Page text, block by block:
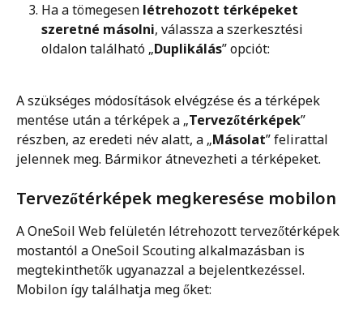
Ha a tömegesen létrehozott térképeket
szeretné másolni, válassza a szerkesztési
oldalon található „Duplikálás” opciót:
A szükséges módosítások elvégzése és a térképek
mentése után a térképek a „Tervezőtérképek”
részben, az eredeti név alatt, a „Másolat” felirattal
jelennek meg. Bármikor átnevezheti a térképeket.
Tervezőtérképek megkeresése mobilon
A OneSoil Web felületén létrehozott tervezőtérképek
mostantól a OneSoil Scouting alkalmazásban is
megtekinthetők ugyanazzal a bejelentkezéssel.
Mobilon így találhatja meg őket: